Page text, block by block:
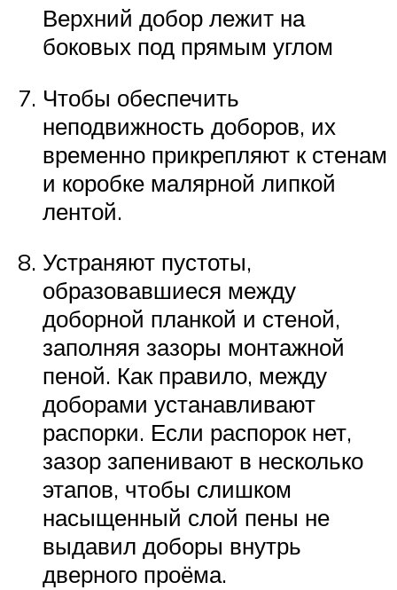
Верхний добор лежит на
боковых под прямым углом
Чтобы обеспечить
неподвижность доборов, их
временно прикрепляют к стенам
и коробке малярной липкой
лентой.
Устраняют пустоты,
образовавшиеся между
доборной планкой и стеной,
заполняя зазоры монтажной
пеной. Как правило, между
доборами устанавливают
распорки. Если распорок нет,
зазор запенивают в несколько
этапов, чтобы слишком
насыщенный слой пены не
выдавил доборы внутрь
дверного проёма.